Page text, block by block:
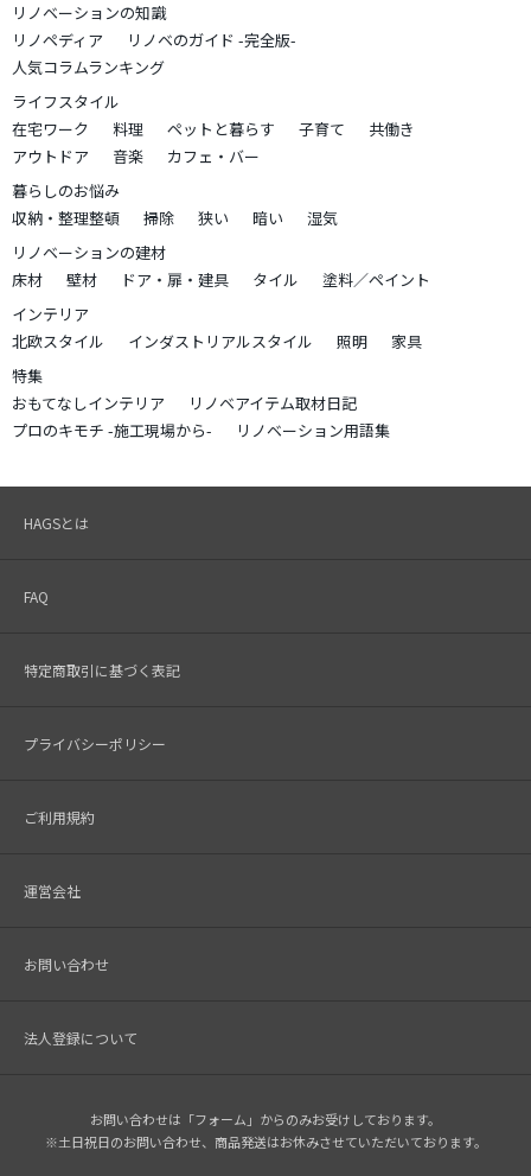
リノベーションの知識
リノペディア
リノベのガイド -完全版-
人気コラムランキング
ライフスタイル
在宅ワーク
料理 ペットと暮らす 子育て
共働き
アウトドア
音楽
カフェ・バー
暮らしのお悩み
収納・整理整頓
掃除 狭い 暗い
湿気
リノベーションの建材
床材
壁材 ドア・扉・建具 タイル
塗料／ペイント
インテリア
北欧スタイル
インダストリアルスタイル 照明
家具
特集
おもてなしインテリア
リノベアイテム取材日記
プロのキモチ -施工現場から-
リノベーション用語集
HAGSとは
FAQ
特定商取引に基づく表記
プライバシーポリシー
ご利用規約
運営会社
お問い合わせ
法人登録について
お問い合わせは「フォーム」からのみお受けしております。
※土日祝日のお問い合わせ、商品発送はお休みさせていただいております。